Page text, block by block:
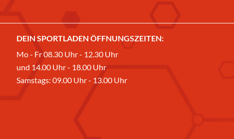
DEIN SPORTLADEN ÖFFNUNGSZEITEN:
Mo - Fr 08.30 Uhr - 12.30 Uhr
und 14.00 Uhr - 18.00 Uhr
Samstags: 09.00 Uhr - 13.00 Uhr